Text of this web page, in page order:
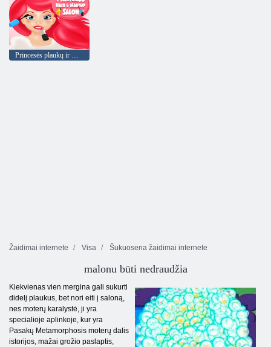
Princesės plaukų ir makiažo salonas
Žaidimai internete Visa Šukuosena žaidimai internete
malonu būti nedraudžia
Kiekvienas vien mergina gali sukurti
didelį plaukus, bet nori eiti į saloną,
nes moterų karalystė, ji yra
specialioje aplinkoje, kur yra
Pasakų Metamorphosis moterų dalis
istorijos, mažai grožio paslaptis,